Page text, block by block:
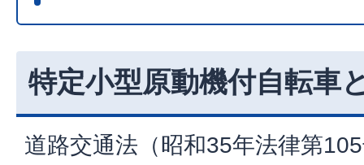
特定小型原動機付自転車
道路交通法（昭和35年法律第